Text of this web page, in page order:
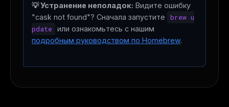
💡 Устранение неполадок: Видите ошибку
"cask not found"? Сначала запустите
brew u
pdate
или ознакомьтесь с нашим
подробным руководством по Homebrew.